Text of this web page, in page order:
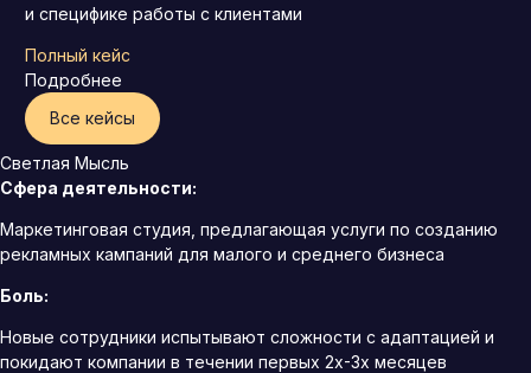
и специфике работы с клиентами
Полный кейс
Подробнее
Все кейсы
Светлая Мысль
Сфера деятельности:
Маркетинговая студия, предлагающая услуги по созданию
рекламных кампаний для малого и среднего бизнеса
Боль:
Новые сотрудники испытывают сложности с адаптацией и
покидают компании в течении первых 2х-3х месяцев